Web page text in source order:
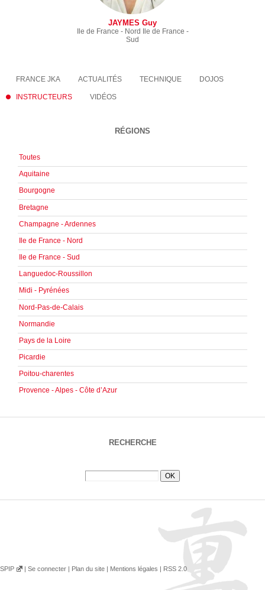
JAYMES Guy
Ile de France - Nord Ile de France -
Sud
FRANCE JKA ACTUALITÉS TECHNIQUE DOJOS
INSTRUCTEURS VIDÉOS
RÉGIONS
Toutes
Aquitaine
Bourgogne
Bretagne
Champagne - Ardennes
Ile de France - Nord
Ile de France - Sud
Languedoc-Roussillon
Midi - Pyrénées
Nord-Pas-de-Calais
Normandie
Pays de la Loire
Picardie
Poitou-charentes
Provence - Alpes - Côte d’Azur
RECHERCHE
SPIP Se connecter Plan du site Mentions légales RSS 2.0